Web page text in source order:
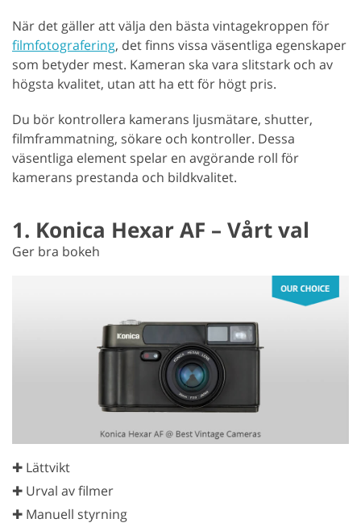
När det gäller att välja den bästa vintagekroppen för
filmfotografering, det finns vissa väsentliga egenskaper
som betyder mest. Kameran ska vara slitstark och av
högsta kvalitet, utan att ha ett för högt pris.
Du bör kontrollera kamerans ljusmätare, shutter,
filmframmatning, sökare och kontroller. Dessa
väsentliga element spelar en avgörande roll för
kamerans prestanda och bildkvalitet.
1. Konica Hexar AF – Vårt val
Ger bra bokeh
✚ Lättvikt
✚ Urval av filmer
✚ Manuell styrning